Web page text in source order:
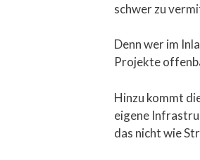
schwer zu
Denn wer im
Projekte
Hinzu kommt
eigene
das nicht wie